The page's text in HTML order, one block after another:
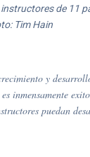
de 11
Tim Hain
y
inmensamente
puedan